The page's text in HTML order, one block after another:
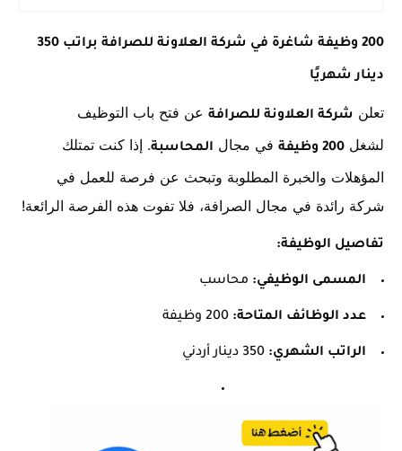
200 وظيفة شاغرة في شركة العلاونة للصرافة براتب 350
دينار شهريًا
تعلن شركة العلاونة للصرافة عن فتح باب التوظيف
لشغل 200 وظيفة في مجال المحاسبة. إذا كنت تمتلك
المؤهلات والخبرة المطلوبة وتبحث عن فرصة للعمل في
شركة رائدة في مجال الصرافة، فلا تفوت هذه الفرصة الرائعة!
تفاصيل الوظيفة:
المسمى الوظيفي: محاسب
عدد الوظائف المتاحة:
الراتب الشهري: